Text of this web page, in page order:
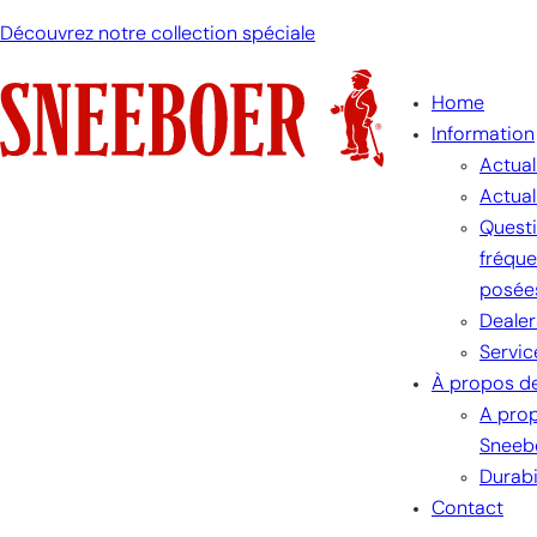
Découvrez notre collection spéciale
Home
Information
À propos
A
Contact